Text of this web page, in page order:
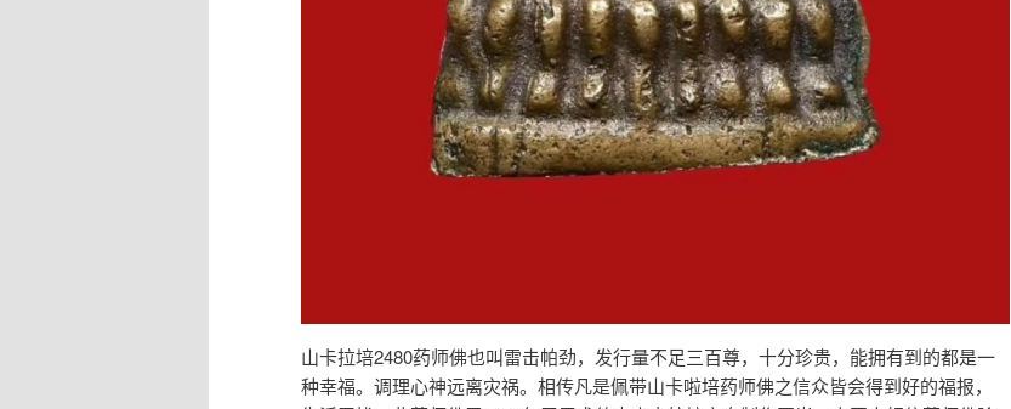
山卡拉培2480药师佛也叫雷击帕劲，发行量不足三百尊，十分珍贵，能拥有到的都是一
种幸福。调理心神远离灾祸。相传凡是佩带山卡啦培药师佛之信众皆会得到好的福报，